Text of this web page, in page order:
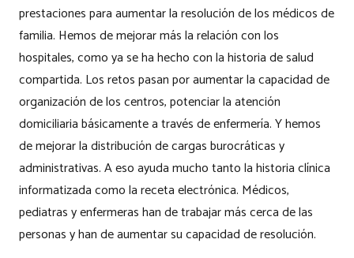
prestaciones para aumentar la resolución de los médicos de
familia. Hemos de mejorar más la relación con los
hospitales, como ya se ha hecho con la historia de salud
compartida. Los retos pasan por aumentar la capacidad de
organización de los centros, potenciar la atención
domiciliaria básicamente a través de enfermería. Y hemos
de mejorar la distribución de cargas burocráticas y
administrativas. A eso ayuda mucho tanto la historia clínica
informatizada como la receta electrónica. Médicos,
pediatras y enfermeras han de trabajar más cerca de las
personas y han de aumentar su capacidad de resolución.